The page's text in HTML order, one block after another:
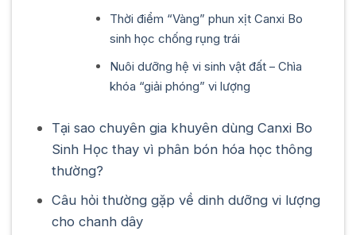
Thời điểm “Vàng” phun xịt Canxi Bo
sinh học chống rụng trái
Nuôi dưỡng hệ vi sinh vật đất – Chìa
khóa “giải phóng” vi lượng
Tại sao chuyên gia khuyên dùng Canxi Bo
Sinh Học thay vì phân bón hóa học thông
thường?
Câu hỏi thường gặp về dinh dưỡng vi lượng
cho chanh dây